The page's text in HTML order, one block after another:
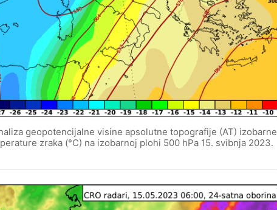
geopotencijalne visine apsolutne topografije (AT) izobarne
zraka (°C) na izobarnoj plohi 500 hPa 15. svibnja 2023.